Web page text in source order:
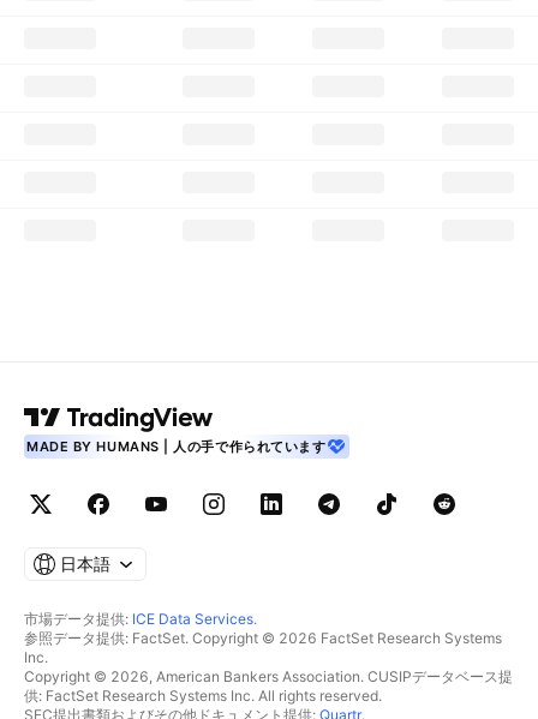
MADE BY HUMANS | 人の手で作られています
日本語
市場データ提供: ICE Data Services.
参照データ提供: FactSet. Copyright © 2026 FactSet Research Systems
Inc.
Copyright © 2026, American Bankers Association. CUSIPデータベース提
供: FactSet Research Systems Inc. All rights reserved.
SEC提出書類およびその他ドキュメント提供: Quartr.